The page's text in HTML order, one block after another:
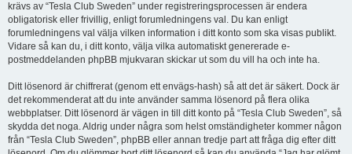
krävs av “Tesla Club Sweden” under registreringsprocessen är endera
obligatorisk eller frivillig, enligt forumledningens val. Du kan enligt
forumledningens val välja vilken information i ditt konto som ska visas publikt.
Vidare så kan du, i ditt konto, välja vilka automatiskt genererade e-
postmeddelanden phpBB mjukvaran skickar ut som du vill ha och inte ha.
Ditt lösenord är chiffrerat (genom ett envägs-hash) så att det är säkert. Dock är
det rekommenderat att du inte använder samma lösenord på flera olika
webbplatser. Ditt lösenord är vägen in till ditt konto på “Tesla Club Sweden”, så
skydda det noga. Aldrig under några som helst omständigheter kommer någon
från “Tesla Club Sweden”, phpBB eller annan tredje part att fråga dig efter ditt